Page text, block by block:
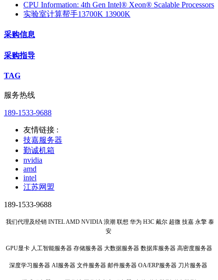
CPU Information: 4th Gen Intel® Xeon® Scalable Processors
实验室计算帮手13700K 13900K
采购信息
采购指导
TAG
服务热线
189-1533-9688
友情链接 :
技嘉服务器
勤诚机箱
nvidia
amd
intel
江苏网盟
189-1533-9688
我们代理及经销 INTEL AMD NVIDIA 浪潮 联想 华为 H3C 戴尔 超微 技嘉 永擎 泰
安
GPU显卡 人工智能服务器 存储服务器 大数据服务器 数据库服务器 高密度服务器
深度学习服务器 AI服务器 文件服务器 邮件服务器 OA/ERP服务器 刀片服务器